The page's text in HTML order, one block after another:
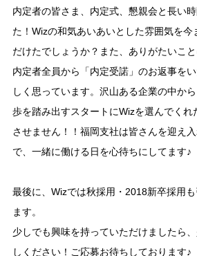
内定者の皆さま、内定式、懇親会と長い
た！Wizの和気あいあいとした雰囲気を今
だけたでしょうか？また、ありがたいこ
内定者全員から「内定受諾」のお返事を
しく思っています。沢山ある企業の中か
歩を踏み出すスタートにWizを選んでくれ
させません！！福岡支社は皆さんを迎え
で、一緒に働ける日を心待ちにしてます♪
最後に、Wizでは秋採用・2018新卒採用
ます。
少しでも興味を持っていただけましたら
しください！ご応募お待ちしております♪